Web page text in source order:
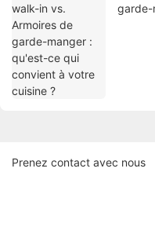
garde-
Prenez contact avec nous